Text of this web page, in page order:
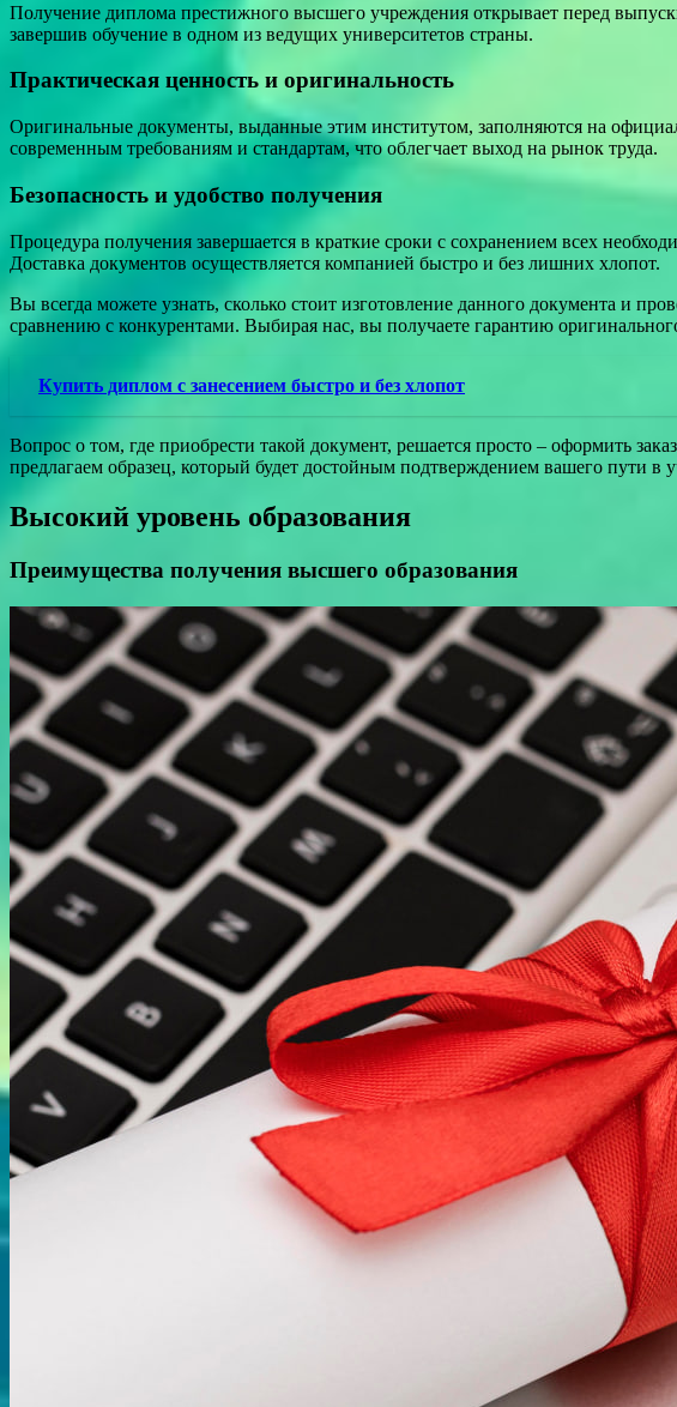
Получение диплома престижного высшего учреждения открывает перед
завершив обучение в одном из ведущих университетов страны.
Практическая ценность и оригинальность
Оригинальные документы, выданные этим институтом, заполняются на
современным требованиям и стандартам, что облегчает выход на рынок труда.
Безопасность и удобство получения
Процедура получения завершается в краткие сроки с сохранением всех
Доставка документов осуществляется компанией быстро и без лишних хлопот.
Вы всегда можете узнать, сколько стоит изготовление данного документа и
сравнению с конкурентами. Выбирая нас, вы получаете гарантию
Купить диплом с занесением быстро и без хлопот
Вопрос о том, где приобрести такой документ, решается просто – оформить
предлагаем образец, который будет достойным подтверждением вашего пути в
Высокий уровень образования
Преимущества получения высшего образования